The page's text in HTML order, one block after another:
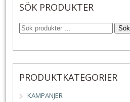
263 kr.
185 kr.
SÖK PRODUKTER
Sök
PRODUKTKATEGORIER
KAMPANJER